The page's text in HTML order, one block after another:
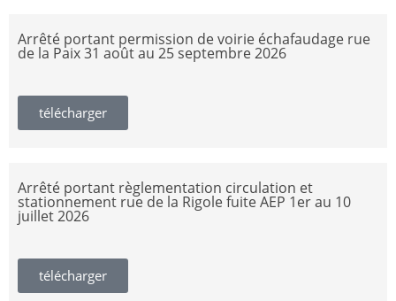
Arrêté portant permission de voirie échafaudage rue
de la Paix 31 août au 25 septembre 2026
télécharger
Arrêté portant règlementation circulation et
stationnement rue de la Rigole fuite AEP 1er au 10
juillet 2026
télécharger